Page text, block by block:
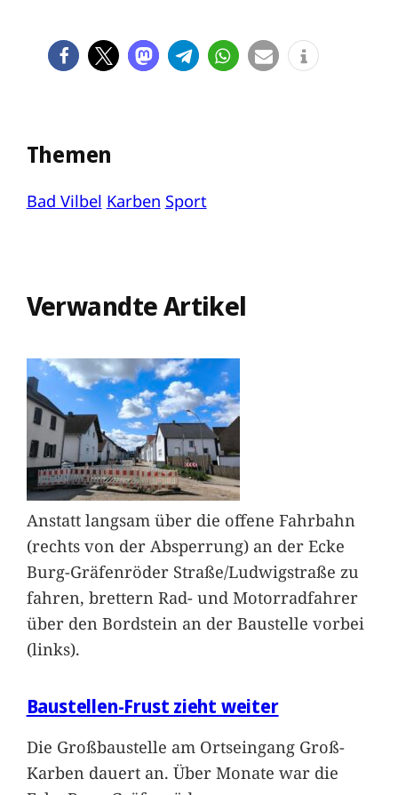
Themen
Bad Vilbel Karben Sport
Verwandte Artikel
Anstatt langsam über die offene Fahrbahn
(rechts von der Absperrung) an der Ecke
Burg-Gräfenröder Straße/Ludwigstraße zu
fahren, brettern Rad- und Motorradfahrer
über den Bordstein an der Baustelle vorbei
(links).
Baustellen-Frust zieht weiter
Die Großbaustelle am Ortseingang Groß-
Karben dauert an. Über Monate war die